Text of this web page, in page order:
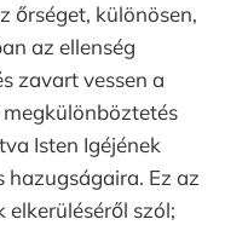
őrséget, különösen,
az ellenség
zavart vessen a
Isten Igéjének
Ez az
elkerüléséről szól;